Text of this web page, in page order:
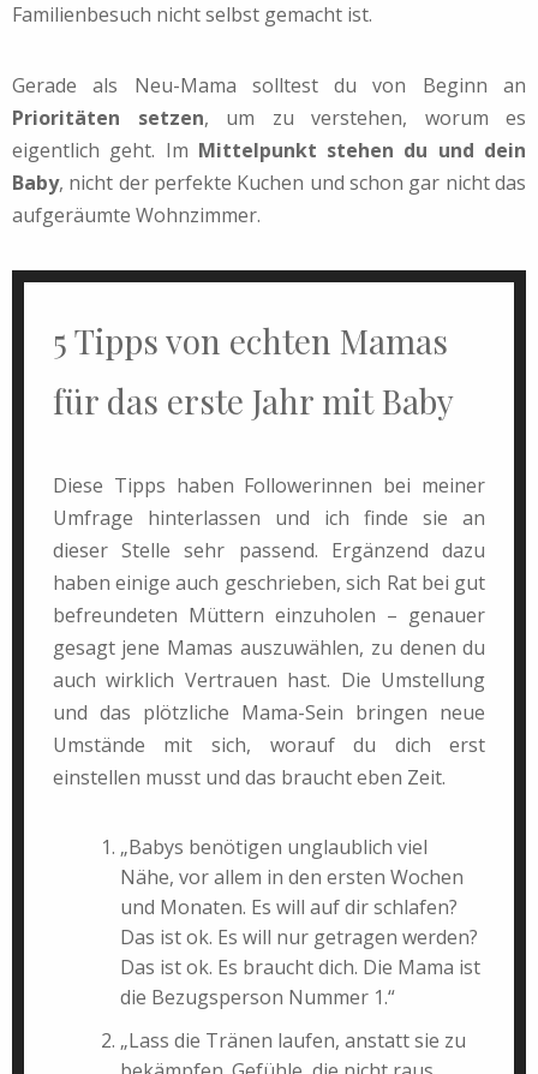
Familienbesuch nicht selbst gemacht ist.
Gerade als Neu-Mama solltest du von Beginn an
Prioritäten setzen, um zu verstehen, worum es
eigentlich geht. Im Mittelpunkt stehen du und dein
Baby, nicht der perfekte Kuchen und schon gar nicht das
aufgeräumte Wohnzimmer.
5 Tipps von echten Mamas
für das erste Jahr mit Baby
Diese Tipps haben Followerinnen bei meiner
Umfrage hinterlassen und ich finde sie an
dieser Stelle sehr passend. Ergänzend dazu
haben einige auch geschrieben, sich Rat bei gut
befreundeten Müttern einzuholen – genauer
gesagt jene Mamas auszuwählen, zu denen du
auch wirklich Vertrauen hast. Die Umstellung
und das plötzliche Mama-Sein bringen neue
Umstände mit sich, worauf du dich erst
einstellen musst und das braucht eben Zeit.
„Babys benötigen unglaublich viel
Nähe, vor allem in den ersten Wochen
und Monaten. Es will auf dir schlafen?
Das ist ok. Es will nur getragen werden?
Das ist ok. Es braucht dich. Die Mama ist
die Bezugsperson Nummer 1.“
„Lass die Tränen laufen, anstatt sie zu